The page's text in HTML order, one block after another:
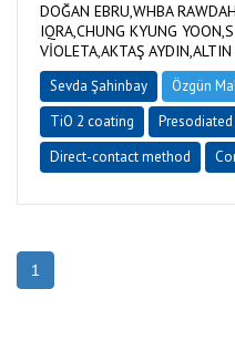
DOĞAN EBRU,WHBA
IQRA,CHUNG KYUNG
VİOLETA,AKTAŞ
Sevda Şahinbay Özgün
TiO 2 coating
Direct-contact method
1